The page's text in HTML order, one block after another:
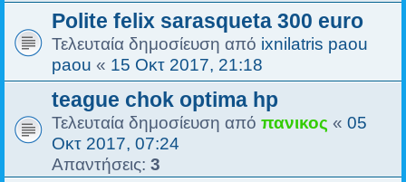
Polite felix sarasqueta 300 euro
Τελευταία δημοσίευση από ixnilatris paou
paou « 15 Οκτ 2017, 21:18
teague chok optima hp
Τελευταία δημοσίευση από πανικος « 05
Οκτ 2017, 07:24
Απαντήσεις: 3